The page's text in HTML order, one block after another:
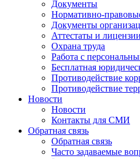
Документы
Нормативно-
Документы
Аттестаты и лицензии
Охрана труда
Работа с
Бесплатная
Противодействие
Противодействие
Новости
Новости
Контакты для СМИ
Обратная связь
Обратная связь
Часто задаваемые